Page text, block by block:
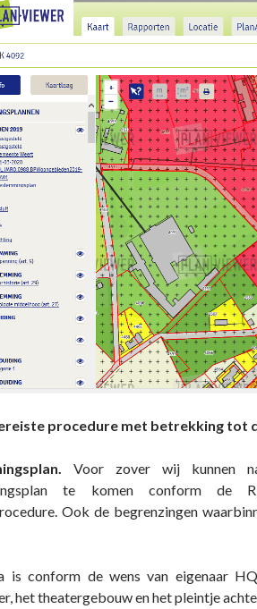
procedure met betrekking tot
Voor zover wij kunnen
te komen conform de
Ook de begrenzingen
is conform de wens van eigenaar
het theatergebouw en het pleintje